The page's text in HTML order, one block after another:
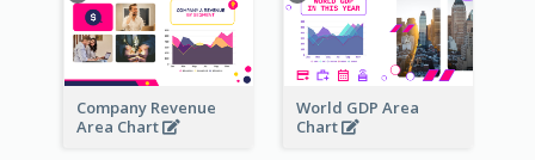
Company Revenue
Area Chart
World GDP Area
Chart